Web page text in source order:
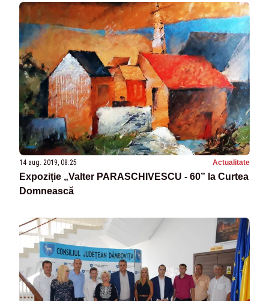
14 aug. 2019, 08:25 Actualitate
Expoziție „Valter PARASCHIVESCU - 60” la Curtea
Domnească